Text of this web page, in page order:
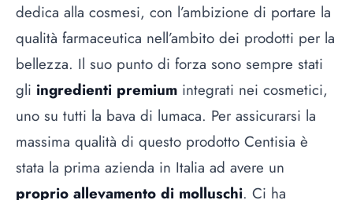
dedica alla cosmesi, con l’ambizione di portare la
qualità farmaceutica nell’ambito dei prodotti per la
bellezza. Il suo punto di forza sono sempre stati
gli ingredienti premium integrati nei cosmetici,
uno su tutti la bava di lumaca. Per assicurarsi la
massima qualità di questo prodotto Centisia è
stata la prima azienda in Italia ad avere un
proprio allevamento di molluschi. Ci ha